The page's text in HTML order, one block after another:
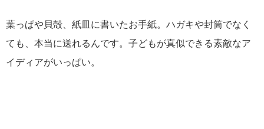
葉っぱや貝殻、紙皿に書いたお手紙。ハガキや封筒でなく
ても、本当に送れるんです。子どもが真似できる素敵なア
イディアがいっぱい。